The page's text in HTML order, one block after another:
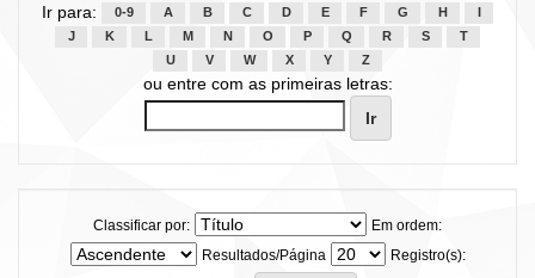
Ir para: 0-9 A B C D E F G H
J
K L M N O P Q R S
T
U
V W X Y Z
ou entre com as primeiras letras:
Classificar por:
Em ordem:
Resultados/Página
Registro(s):